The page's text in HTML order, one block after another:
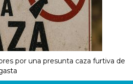
por una presunta caza furtiva de